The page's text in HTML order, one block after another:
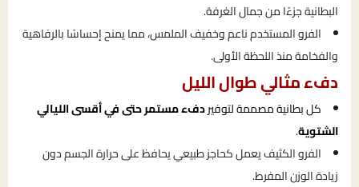
البطانية جزءًا من جمال الغرفة.
الفرو المستخدم ناعم وخفيف الملمس، مما يمنح إحساسًا بالرفاهية
والفخامة منذ اللحظة الأولى.
دفء مثالي طوال الليل
كل بطانية مصممة لتوفيردفء مستمر حتى في أقسى الليالي
الشتوية.
الفرو الكثيف يعمل كحاجز طبيعي يحافظ على حرارة الجسم دون
زيادة الوزن المفرط.